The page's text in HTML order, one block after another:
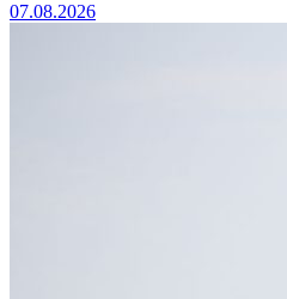
07.08.2026